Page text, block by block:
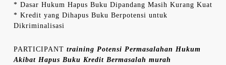
* Dasar Hukum Hapus Buku Dipandang Masih Kurang Kuat
* Kredit yang Dihapus Buku Berpotensi untuk
Dikriminalisasi
PARTICIPANT training Potensi Permasalahan Hukum
Akibat Hapus Buku Kredit Bermasalah murah